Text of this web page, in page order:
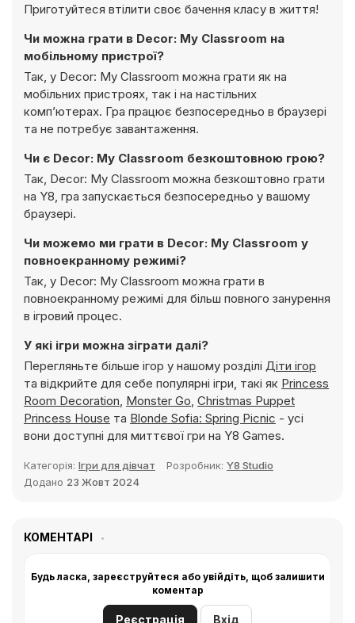
Приготуйтеся втілити своє бачення класу в життя!
Чи можна грати в Decor: My Classroom на
мобільному пристрої?
Так, у Decor: My Classroom можна грати як на
мобільних пристроях, так і на настільних
комп’ютерах. Гра працює безпосередньо в браузері
та не потребує завантаження.
Чи є Decor: My Classroom безкоштовною грою?
Так, Decor: My Classroom можна безкоштовно грати
на Y8, гра запускається безпосередньо у вашому
браузері.
Чи можемо ми грати в Decor: My Classroom у
повноекранному режимі?
Так, у Decor: My Classroom можна грати в
повноекранному режимі для більш повного занурення
в ігровий процес.
У які ігри можна зіграти далі?
Перегляньте більше ігор у нашому розділі Діти ігор
та відкрийте для себе популярні ігри, такі як Princess
Room Decoration, Monster Go, Christmas Puppet
Princess House та Blonde Sofia: Spring Picnic - усі
вони доступні для миттєвої гри на Y8 Games.
Категорія: Ігри для дівчат Розробник: Y8 Studio
Додано 23 Жовт 2024
КОМЕНТАРІ
Будь ласка, зареєструйтеся або увійдіть, щоб залишити
коментар
Реєстрація Вхід